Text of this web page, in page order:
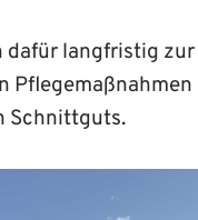
langfristig
Schnittguts.